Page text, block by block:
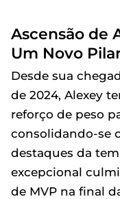
Ascensão de
Um Novo
Desde sua
de 2024, Alexey
reforço de peso
consolidando-se
destaques da
excepcional
de MVP na final